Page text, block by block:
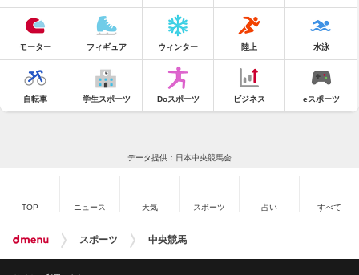
モーター フィギュア ウィンター 陸上 水泳
自転車 学生スポーツ Doスポーツ ビジネス eスポーツ
データ提供：日本中央競馬会
TOP ニュース 天気 スポーツ 占い すべて
スポーツ 中央競馬